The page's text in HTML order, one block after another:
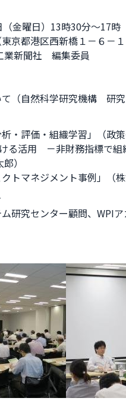
金曜日）13時30分～17時
京都港区西新橋１－６－１
業新聞社 編集委員
て（自然科学研究機構 研
・評価・組織学習」（政
る活用 －非財務指標で
）
トマネジメント事例」（
ム研究センター顧問、